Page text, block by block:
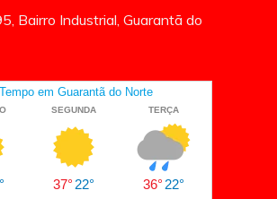
Bairro Industrial, Guarantã do